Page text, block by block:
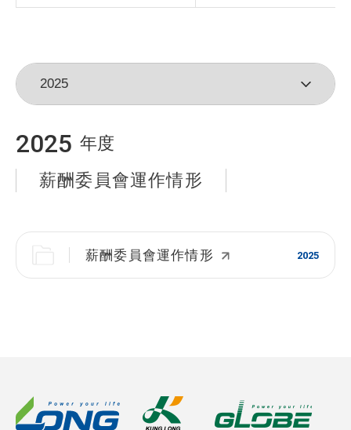
2025 年度
薪酬委員會運作情形
薪酬委員會運作情形 2025